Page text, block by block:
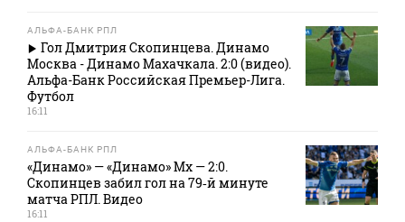
АЛЬФА-БАНК РПЛ
Гол Дмитрия Скопинцева. Динамо
Москва - Динамо Махачкала. 2:0 (видео).
Альфа-Банк Российская Премьер-Лига.
Футбол
16:11
АЛЬФА-БАНК РПЛ
«Динамо» — «Динамо» Мх — 2:0.
Скопинцев забил гол на 79‑й минуте
матча РПЛ. Видео
16:11